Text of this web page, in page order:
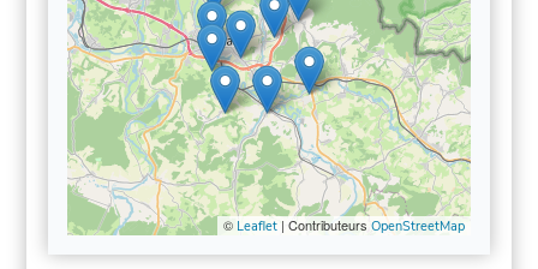
© Leaflet| Contributeurs OpenStreetMap